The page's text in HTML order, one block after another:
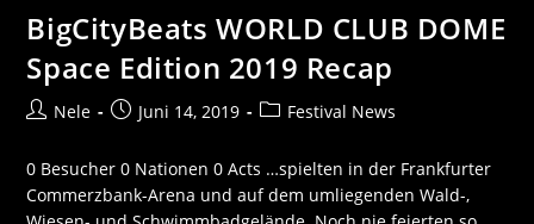
BigCityBeats WORLD CLUB DOME
Space Edition 2019 Recap
Nele Juni 14, 2019 Festival News
0 Besucher 0 Nationen 0 Acts …spielten in der Frankfurter
Commerzbank-Arena und auf dem umliegenden Wald-,